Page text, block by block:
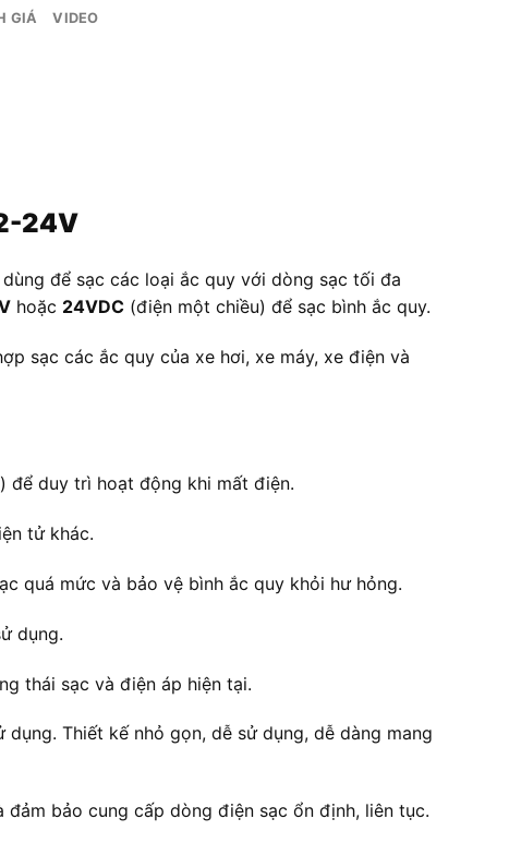
GIÁ VIDEO
24V
để sạc các loại ắc quy với dòng sạc tối đa
hoặc 24VDC (điện một chiều) để sạc bình ắc quy.
sạc các ắc quy của xe hơi, xe máy, xe điện và
để duy trì hoạt động khi mất điện.
tử khác.
quá mức và bảo vệ bình ắc quy khỏi hư hỏng.
dụng.
thái sạc và điện áp hiện tại.
Thiết kế nhỏ gọn, dễ sử dụng, dễ dàng mang
bảo cung cấp dòng điện sạc ổn định, liên tục.